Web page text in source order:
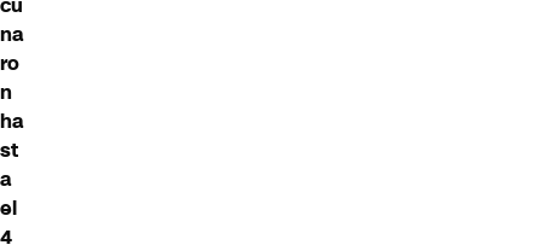
na
ro
n
ha
st
a
el
4